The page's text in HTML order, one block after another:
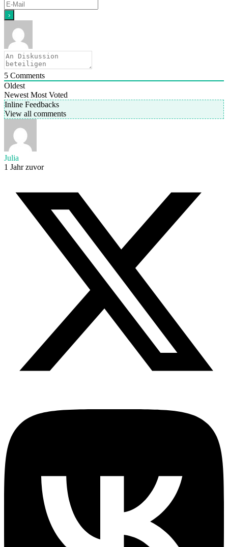
5 Comments
Oldest
Newest Most Voted
Inline Feedbacks
View all comments
Julia
1 Jahr zuvor